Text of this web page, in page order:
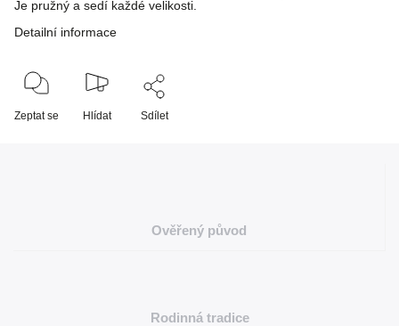
Je pružný a sedí každé velikosti.
Detailní informace
Zeptat se Hlídat Sdílet
Ověřený původ
Rodinná tradice